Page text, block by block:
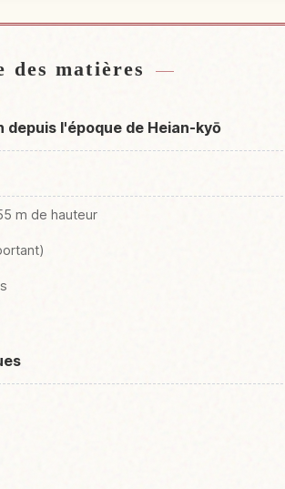
des matières
depuis l'époque de Heian-kyō
m de hauteur